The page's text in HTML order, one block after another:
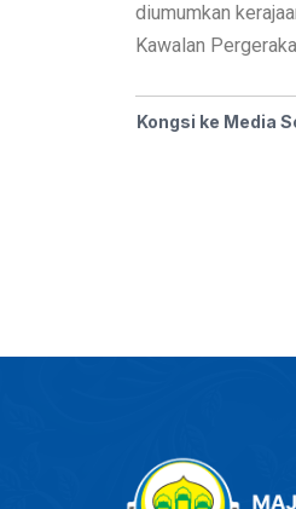
diumumkan
Kawalan
Kongsi ke Media